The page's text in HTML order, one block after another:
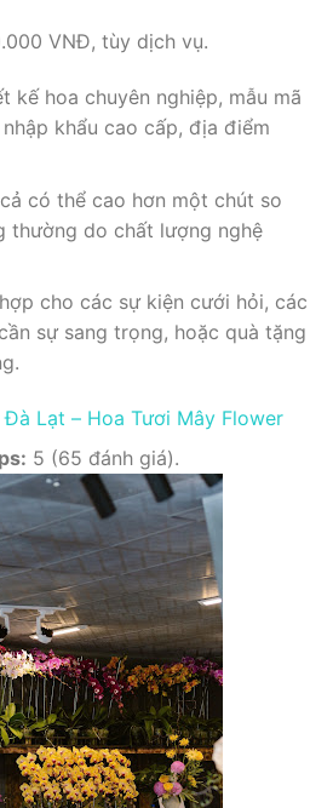
VNĐ, tùy dịch vụ.
kế hoa chuyên nghiệp, mẫu mã
khẩu cao cấp, địa điểm
có thể cao hơn một chút so
thường do chất lượng nghệ
cho các sự kiện cưới hỏi, các
sự sang trọng, hoặc quà tặng
Lạt – Hoa Tươi Mây Flower
5 (65 đánh giá).